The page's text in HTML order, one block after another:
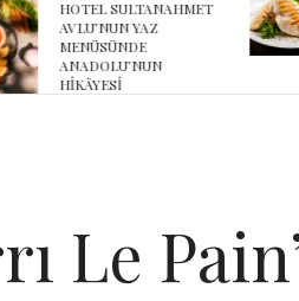
KARŞI 12
KURAL!
Le